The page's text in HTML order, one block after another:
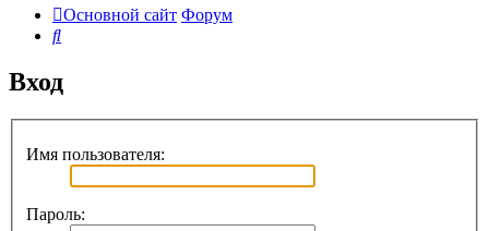
Основной сайт Форум
Поиск
Вход
Имя пользователя:
Пароль: